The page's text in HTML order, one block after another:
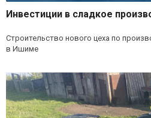
Инвестиции в сладкое
Строительство нового цеха по
в Ишиме